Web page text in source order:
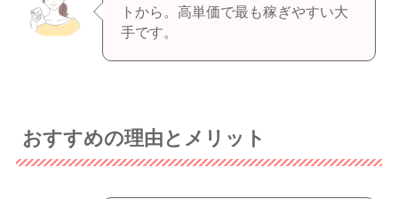
トから。高単価で最も稼ぎやすい大
手です。
おすすめの理由とメリット